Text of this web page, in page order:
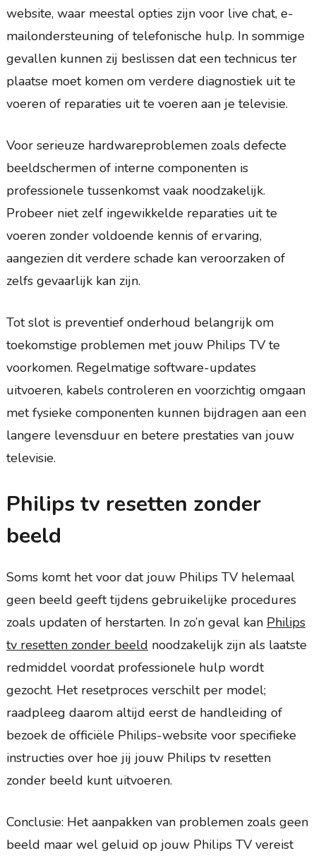
website, waar meestal opties zijn voor live chat, e-
mailondersteuning of telefonische hulp. In sommige
gevallen kunnen zij beslissen dat een technicus ter
plaatse moet komen om verdere diagnostiek uit te
voeren of reparaties uit te voeren aan je televisie.
Voor serieuze hardwareproblemen zoals defecte
beeldschermen of interne componenten is
professionele tussenkomst vaak noodzakelijk.
Probeer niet zelf ingewikkelde reparaties uit te
voeren zonder voldoende kennis of ervaring,
aangezien dit verdere schade kan veroorzaken of
zelfs gevaarlijk kan zijn.
Tot slot is preventief onderhoud belangrijk om
toekomstige problemen met jouw Philips TV te
voorkomen. Regelmatige software-updates
uitvoeren, kabels controleren en voorzichtig omgaan
met fysieke componenten kunnen bijdragen aan een
langere levensduur en betere prestaties van jouw
televisie.
Philips tv resetten zonder
beeld
Soms komt het voor dat jouw Philips TV helemaal
geen beeld geeft tijdens gebruikelijke procedures
zoals updaten of herstarten. In zo’n geval kan Philips
tv resetten zonder beeld noodzakelijk zijn als laatste
redmiddel voordat professionele hulp wordt
gezocht. Het resetproces verschilt per model;
raadpleeg daarom altijd eerst de handleiding of
bezoek de officiële Philips-website voor specifieke
instructies over hoe jij jouw Philips tv resetten
zonder beeld kunt uitvoeren.
Conclusie: Het aanpakken van problemen zoals geen
beeld maar wel geluid op jouw Philips TV vereist